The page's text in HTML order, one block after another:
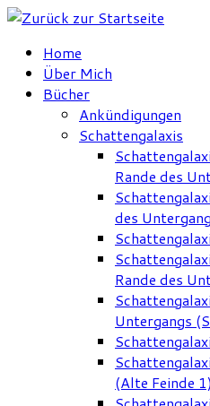
Zum
springenHome
Über Mich
Bücher
Ankündigungen
Schattengalaxis
Rande des
des
Rande des
Untergangs
(Alte Feinde 1)